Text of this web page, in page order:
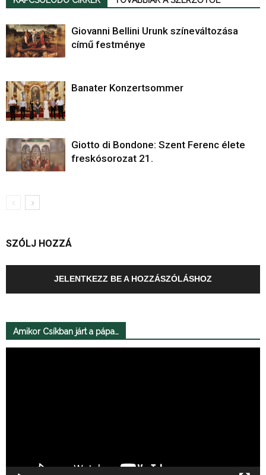
Giovanni Bellini Urunk színeváltozása
című festménye
Banater Konzertsommer
Giotto di Bondone: Szent Ferenc élete
freskósorozat 21.
SZÓLJ HOZZÁ
JELENTKEZZ BE A HOZZÁSZÓLÁSHOZ
Amikor Csíkban járt a pápa…